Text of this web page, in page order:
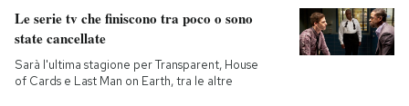
Le serie tv che finiscono tra poco o sono
state cancellate
Sarà l'ultima stagione per Transparent, House
of Cards e Last Man on Earth, tra le altre